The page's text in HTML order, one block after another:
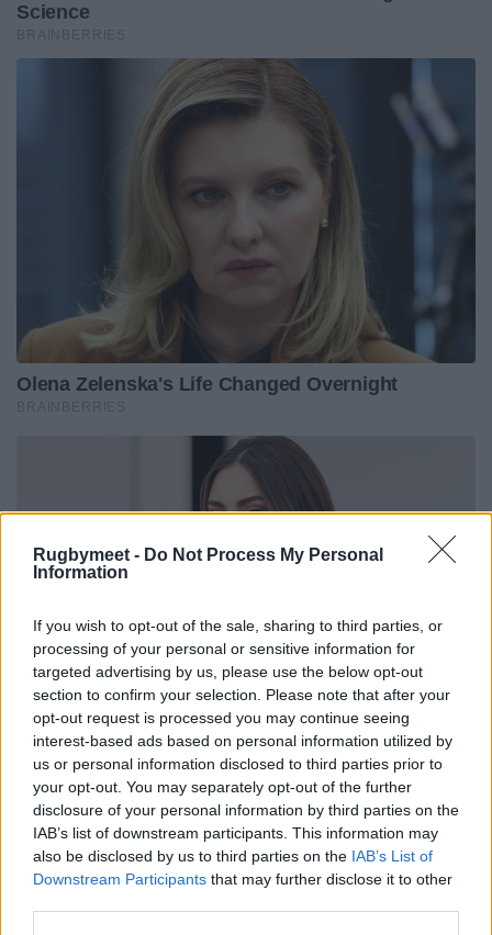
Rugbymeet - Do Not Process My Personal
Information
If you wish to opt-out of the sale, sharing to third parties, or
processing of your personal or sensitive information for
targeted advertising by us, please use the below opt-out
section to confirm your selection. Please note that after your
opt-out request is processed you may continue seeing
interest-based ads based on personal information utilized by
us or personal information disclosed to third parties prior to
your opt-out. You may separately opt-out of the further
disclosure of your personal information by third parties on the
IAB’s list of downstream participants. This information may
also be disclosed by us to third parties on the IAB’s List of
Downstream Participants that may further disclose it to other